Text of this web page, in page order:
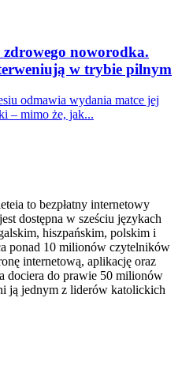
zdrowego noworodka.
w trybie pilnym
odmawia wydania matce jej
– mimo że, jak...
to bezpłatny internetowy
dostępna w sześciu językach
hiszpańskim, polskim i
ponad 10 milionów czytelników
internetową, aplikację oraz
dociera do prawie 50 milionów
ją jednym z liderów katolickich